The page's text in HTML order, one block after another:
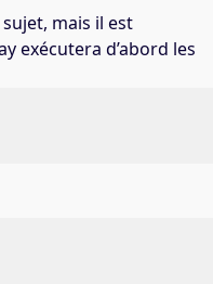
mais il est
exécutera d’abord les